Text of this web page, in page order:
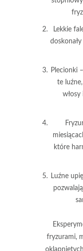
Lekkie
Plecionki
te
włosy
które
Luźne
fryzurami,